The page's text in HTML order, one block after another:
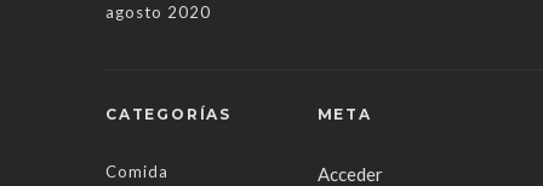
agosto 2020
CATEGORÍAS
Comida
META
Acceder